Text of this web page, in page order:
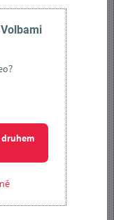
soukromí
cookie: Funkční